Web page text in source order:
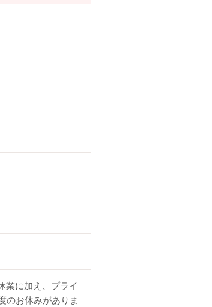
業に加え、プライ
のお休みがありま